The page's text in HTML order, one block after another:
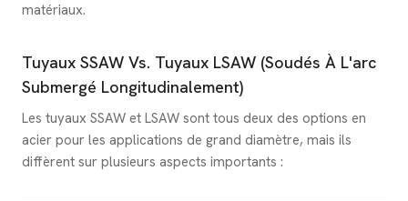
matériaux.
Tuyaux SSAW Vs. Tuyaux LSAW (soudés À L'arc
Submergé Longitudinalement)
Les tuyaux SSAW et LSAW sont tous deux des options en
acier pour les applications de grand diamètre, mais ils
diffèrent sur plusieurs aspects importants :